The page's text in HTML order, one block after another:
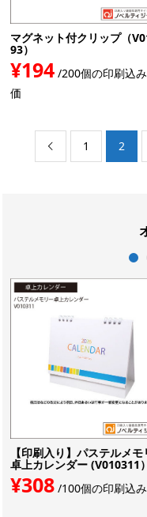
マグネット付クリップ（
93）
¥194 /200個の印刷込
価
 1 2
【印刷入り】パステルメモ
卓上カレンダー (V010311）
¥308/100個の印刷込
1